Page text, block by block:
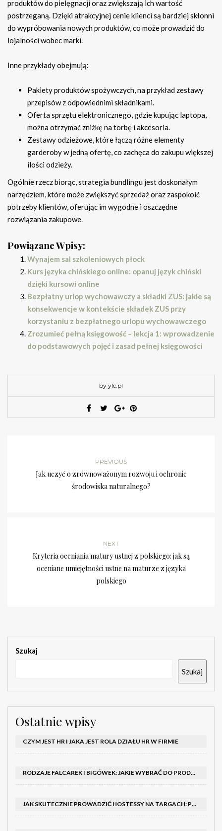
produktów do pielęgnacji oraz zwiększają ich wartość
postrzeganą. Dzięki atrakcyjnej cenie klienci są bardziej skłonni
do wypróbowania nowych produktów, co może prowadzić do
lojalności wobec marki.
Inne przykłady obejmują:
Pakiety produktów spożywczych, na przykład zestawy
przepisów z odpowiednimi składnikami.
Oferta sprzętu elektronicznego, gdzie kupując laptopa,
można otrzymać zniżkę na torbę i akcesoria.
Zestawy odzieżowe, które łączą różne elementy
garderoby w jedną ofertę, co zachęca do zakupu większej
ilości odzieży.
Ogólnie rzecz biorąc, strategia bundlingu jest doskonałym
narzędziem, które może zwiększyć sprzedaż oraz zaspokoić
potrzeby klientów, oferując im wygodne i oszczędne
rozwiązania zakupowe.
Powiązane Wpisy:
Wynajem sal szkoleniowych płock
Kurs języka chińskiego online: opanuj język chiński
dzięki kursowi online
Bezpłatny urlop wychowawczy a składki ZUS: jakie są
konsekwencje w kontekście składek ZUS przy
korzystaniu z bezpłatnego urlopu wychowawczego
Zrozumieć pełną księgowość – lekcja 1: wprowadzenie
do podstawowych pojęć i zasad pełnej księgowości
by ylc.pl
PREVIOUS
Jak uczyć o zrównoważonym rozwoju i ochronie
środowiska naturalnego?
NEXT
Kryteria oceniania matury ustnej z polskiego: jak są
oceniane umiejętności ustne na maturze z języka
polskiego
Szukaj
Szukaj
Ostatnie wpisy
CZYM JEST HR I JAKA JEST ROLA DZIAŁU HR W FIRMIE
RODZAJE FALCAREK I BIGÓWEK: JAKIE WYBRAĆ DO PRODUKCJI?
JAK SKUTECZNIE PROWADZIĆ HOSTESSY NA TARGACH: PORADNIK I SZKOLENIA